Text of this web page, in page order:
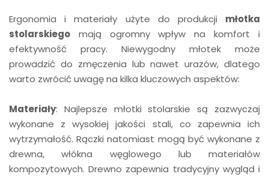
Ergonomia i materiały użyte do produkcji młotka
stolarskiego mają ogromny wpływ na komfort i
efektywność pracy. Niewygodny młotek może
prowadzić do zmęczenia lub nawet urazów, dlatego
warto zwrócić uwagę na kilka kluczowych aspektów:
Materiały: Najlepsze młotki stolarskie są zazwyczaj
wykonane z wysokiej jakości stali, co zapewnia ich
wytrzymałość. Rączki natomiast mogą być wykonane z
drewna, włókna węglowego lub materiałów
kompozytowych. Drewno zapewnia tradycyjny wygląd i